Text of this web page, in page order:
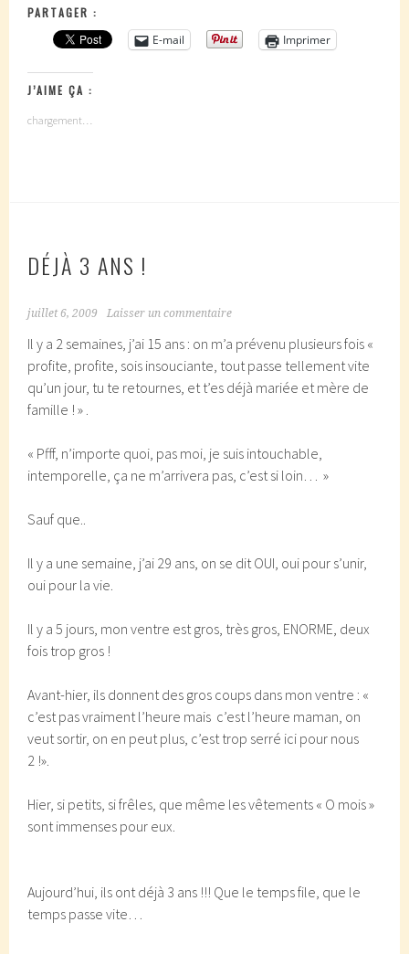
PARTAGER :
E-mail
Imprimer
J’AIME ÇA :
chargement…
DÉJÀ 3 ANS !
juillet 6, 2009 Laisser un commentaire
Il y a 2 semaines, j’ai 15 ans : on m’a prévenu plusieurs fois «
profite, profite, sois insouciante, tout passe tellement vite
qu’un jour, tu te retournes, et t’es déjà mariée et mère de
famille ! » .
« Pfff, n’importe quoi, pas moi, je suis intouchable,
intemporelle, ça ne m’arrivera pas, c’est si loin… »
Sauf que..
Il y a une semaine, j’ai 29 ans, on se dit OUI, oui pour s’unir,
oui pour la vie.
Il y a 5 jours, mon ventre est gros, très gros, ENORME, deux
fois trop gros !
Avant-hier, ils donnent des gros coups dans mon ventre : «
c’est pas vraiment l’heure mais c’est l’heure maman, on
veut sortir, on en peut plus, c’est trop serré ici pour nous
2 !».
Hier, si petits, si frêles, que même les vêtements « O mois »
sont immenses pour eux.
Aujourd’hui, ils ont déjà 3 ans !!! Que le temps file, que le
temps passe vite…